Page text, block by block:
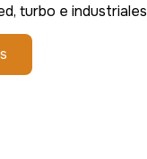
turbo e industriales